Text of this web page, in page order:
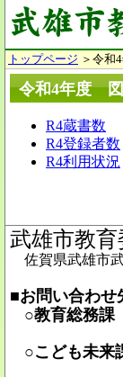
トップページ ＞令和
令和4年度
R4蔵書数
R4登録者数
R4利用状況
武雄市教育
佐賀県武雄市武
■お問い合わせ
○教育総務課
○こども未来